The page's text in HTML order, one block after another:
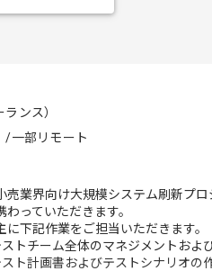
ンス）
/一部リモート
売業界向け大規模システム刷新プ
っていただきます。
に下記作業をご担当いただきます。
ストチーム全体のマネジメントおよ
スト計画書およびテストシナリオの